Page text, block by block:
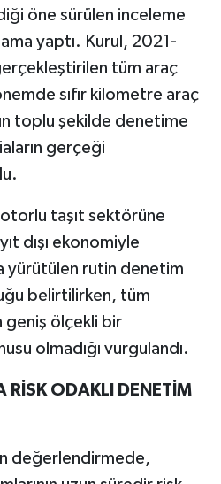
öne sürülen inceleme
yaptı. Kurul, 2021-
tüm araç
sıfır kilometre araç
toplu şekilde denetime
gerçeği
taşıt sektörüne
dışı ekonomiyle
yürütülen rutin denetim
belirtilirken, tüm
geniş ölçekli bir
olmadığı vurgulandı.
RİSK ODAKLI DENETİM
değerlendirmede,